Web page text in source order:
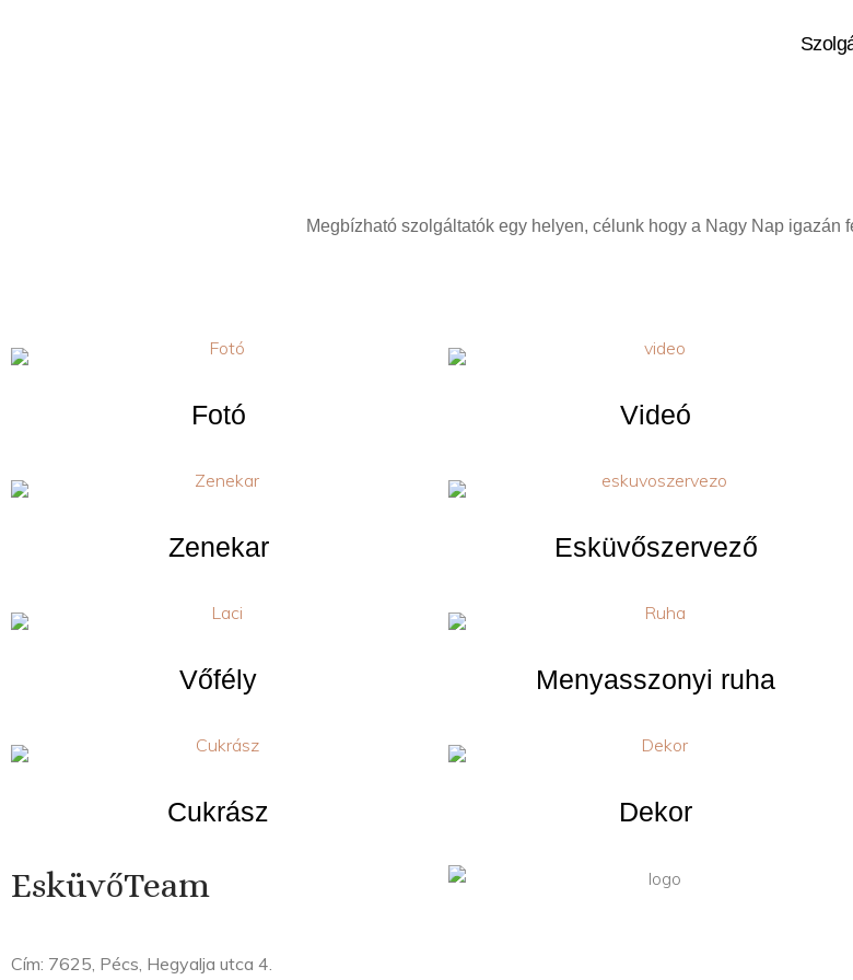
Megbízható szolgáltatók egy helyen, célunk hogy a Nagy Nap igazán
Fotó Videó
Zenekar Esküvőszervező
Vőfély Menyasszonyi ruha
Cukrász Dekor
EsküvőTeam
Cím: 7625, Pécs, Hegyalja utca 4.